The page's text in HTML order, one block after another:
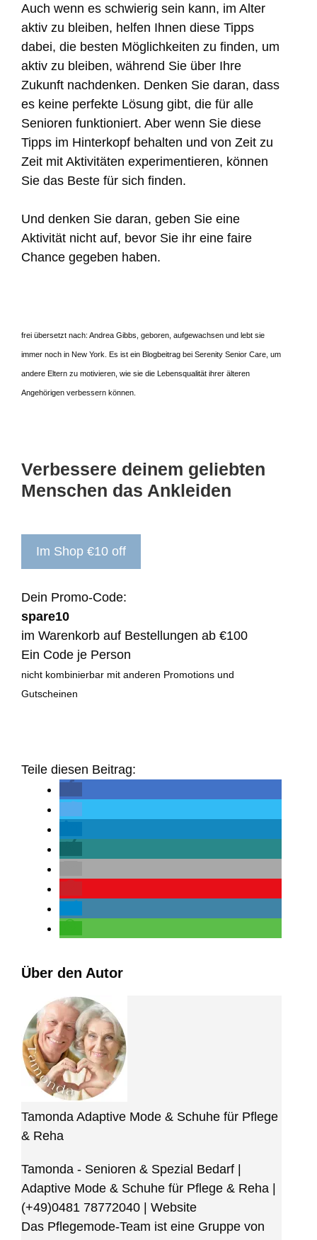
Auch wenn es schwierig sein kann, im Alter
aktiv zu bleiben, helfen Ihnen diese Tipps
dabei, die besten Möglichkeiten zu finden, um
aktiv zu bleiben, während Sie über Ihre
Zukunft nachdenken. Denken Sie daran, dass
es keine perfekte Lösung gibt, die für alle
Senioren funktioniert. Aber wenn Sie diese
Tipps im Hinterkopf behalten und von Zeit zu
Zeit mit Aktivitäten experimentieren, können
Sie das Beste für sich finden.
Und denken Sie daran, geben Sie eine
Aktivität nicht auf, bevor Sie ihr eine faire
Chance gegeben haben.
frei übersetzt nach: Andrea Gibbs, geboren, aufgewachsen und lebt sie
immer noch in New York. Es ist ein Blogbeitrag bei Serenity Senior Care, um
andere Eltern zu motivieren, wie sie die Lebensqualität ihrer älteren
Angehörigen verbessern können.
Verbessere deinem geliebten
Menschen das Ankleiden
Im Shop €10 off
Dein Promo-Code:
spare10
im Warenkorb auf Bestellungen ab €100
Ein Code je Person
nicht kombinierbar mit anderen Promotions und
Gutscheinen
Teile diesen Beitrag:
Über den Autor
Tamonda Adaptive Mode & Schuhe für Pflege
& Reha
Tamonda - Senioren & Spezial Bedarf |
Adaptive Mode & Schuhe für Pflege & Reha |
(+49)0481 78772040 | Website
Das Pflegemode-Team ist eine Gruppe von